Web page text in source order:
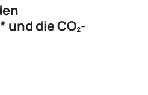
die CO₂-